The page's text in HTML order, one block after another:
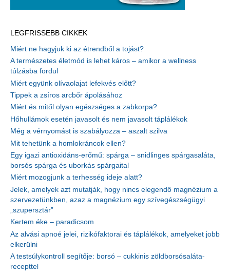
LEGFRISSEBB CIKKEK
Miért ne hagyjuk ki az étrendből a tojást?
A természetes életmód is lehet káros – amikor a wellness
túlzásba fordul
Miért együnk olívaolajat lefekvés előtt?
Tippek a zsíros arcbőr ápolásához
Miért és mitől olyan egészséges a zabkorpa?
Hőhullámok esetén javasolt és nem javasolt táplálékok
Még a vérnyomást is szabályozza – aszalt szilva
Mit tehetünk a homlokráncok ellen?
Egy igazi antioxidáns-erőmű: spárga – snidlinges spárgasaláta,
borsós spárga és uborkás spárgaital
Miért mozogjunk a terhesség ideje alatt?
Jelek, amelyek azt mutatják, hogy nincs elegendő magnézium a
szervezetünkben, azaz a magnézium egy szívegészségügyi
„szupersztár”
Kertem éke – paradicsom
Az alvási apnoé jelei, rizikófaktorai és táplálékok, amelyeket jobb
elkerülni
A testsúlykontroll segítője: borsó – cukkinis zöldborsósaláta-
recepttel